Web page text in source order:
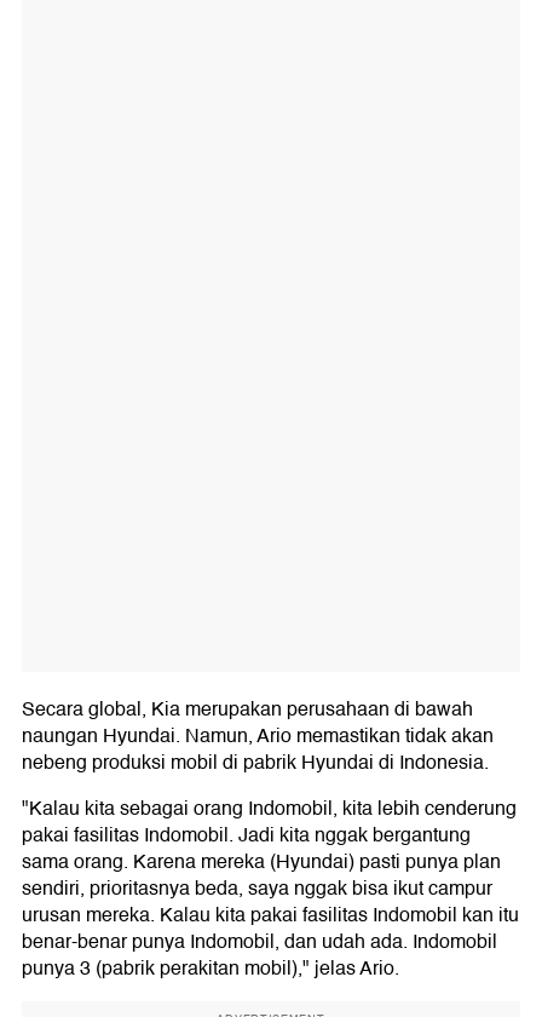
Secara global, Kia merupakan perusahaan di bawah
naungan Hyundai. Namun, Ario memastikan tidak akan
nebeng produksi mobil di pabrik Hyundai di Indonesia.
"Kalau kita sebagai orang Indomobil, kita lebih cenderung
pakai fasilitas Indomobil. Jadi kita nggak bergantung
sama orang. Karena mereka (Hyundai) pasti punya plan
sendiri, prioritasnya beda, saya nggak bisa ikut campur
urusan mereka. Kalau kita pakai fasilitas Indomobil kan itu
benar-benar punya Indomobil, dan udah ada. Indomobil
punya 3 (pabrik perakitan mobil)," jelas Ario.